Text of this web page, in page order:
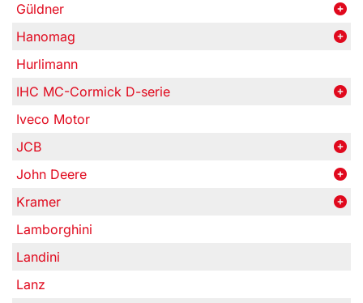
Güldner
Hanomag
Hurlimann
IHC MC-Cormick D-serie
Iveco Motor
JCB
John Deere
Kramer
Lamborghini
Landini
Lanz